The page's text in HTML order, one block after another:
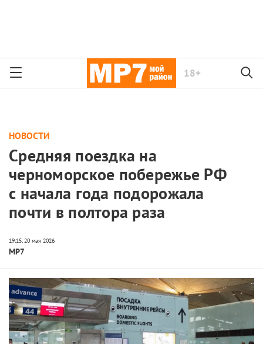
18+
НОВОСТИ
Средняя поездка на
черноморское побережье РФ
с начала года подорожала
почти в полтора раза
МР7